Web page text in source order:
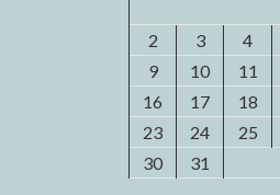
2
3 4
9
10 11
16
17 18
23
24 25
30
31